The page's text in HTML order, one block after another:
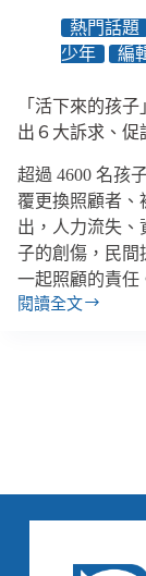
卸
責
賽
熱門話題
少年
編
「活下來的孩
出６大訴求、促
超過 4600 名孩
覆更換照顧者、
出，人力流失、
子的創傷，民間
一起照顧的責任
閱讀全文
「活
聞
問，